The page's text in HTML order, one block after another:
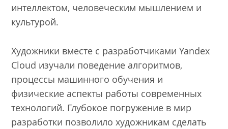
интеллектом, человеческим мышлением и
культурой.
Художники вместе с разработчиками Yandex
Cloud изучали поведение алгоритмов,
процессы машинного обучения и
физические аспекты работы современных
технологий. Глубокое погружение в мир
разработки позволило художникам сделать